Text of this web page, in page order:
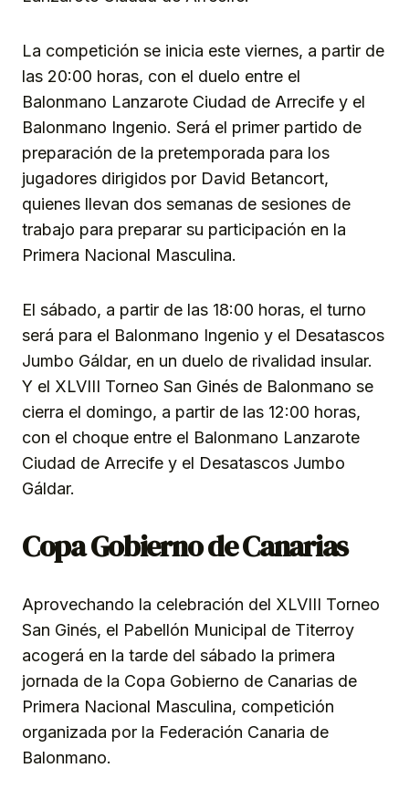
La competición se inicia este viernes, a partir de
las 20:00 horas, con el duelo entre el
Balonmano Lanzarote Ciudad de Arrecife y el
Balonmano Ingenio. Será el primer partido de
preparación de la pretemporada para los
jugadores dirigidos por David Betancort,
quienes llevan dos semanas de sesiones de
trabajo para preparar su participación en la
Primera Nacional Masculina.
El sábado, a partir de las 18:00 horas, el turno
será para el Balonmano Ingenio y el Desatascos
Jumbo Gáldar, en un duelo de rivalidad insular.
Y el XLVIII Torneo San Ginés de Balonmano se
cierra el domingo, a partir de las 12:00 horas,
con el choque entre el Balonmano Lanzarote
Ciudad de Arrecife y el Desatascos Jumbo
Gáldar.
Copa Gobierno de Canarias
Aprovechando la celebración del XLVIII Torneo
San Ginés, el Pabellón Municipal de Titerroy
acogerá en la tarde del sábado la primera
jornada de la Copa Gobierno de Canarias de
Primera Nacional Masculina, competición
organizada por la Federación Canaria de
Balonmano.